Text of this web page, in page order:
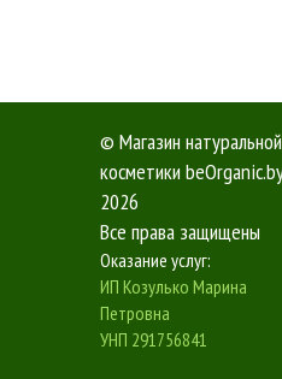
© Магазин натуральной
косметики beOrganic.by
2026
Все права защищены
Оказание услуг:
ИП Козулько Марина
Петровна
УНП 291756841